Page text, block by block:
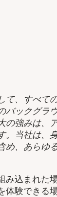
て、すべて
バックグラ
の強みは、
。当社は、
め、あらゆ
み込まれた
体験できる